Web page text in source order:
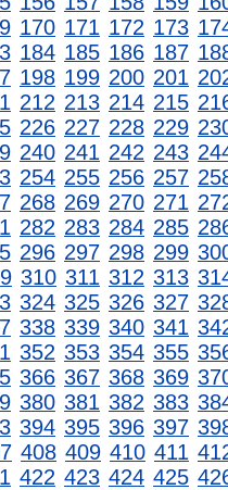
170 171 172 173
184 185 186 187
198 199 200 201
212 213 214 215
226 227 228 229
240 241 242 243
254 255 256 257
268 269 270 271
282 283 284 285
296 297 298 299
310 311 312 313
324 325 326 327
338 339 340 341
352 353 354 355
366 367 368 369
380 381 382 383
394 395 396 397
408 409 410 411
422 423 424 425